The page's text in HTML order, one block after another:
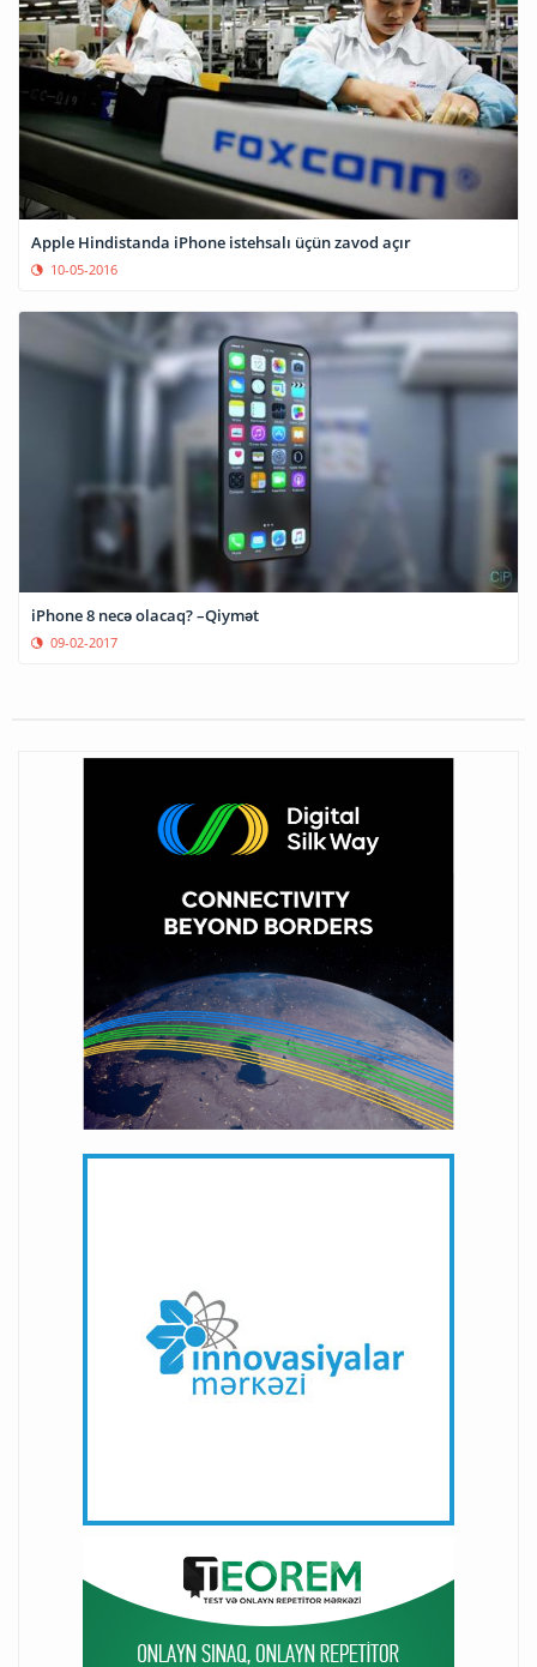
Apple Hindistanda iPhone istehsalı üçün zavod açır
10-05-2016
iPhone 8 necə olacaq? –Qiymət
09-02-2017